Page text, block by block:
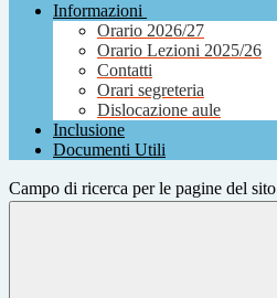
Informazioni
Orario 2026/27
Orario Lezioni 2025/26
Contatti
Orari segreteria
Dislocazione aule
Inclusione
Documenti Utili
Campo di ricerca per le pagine del sito